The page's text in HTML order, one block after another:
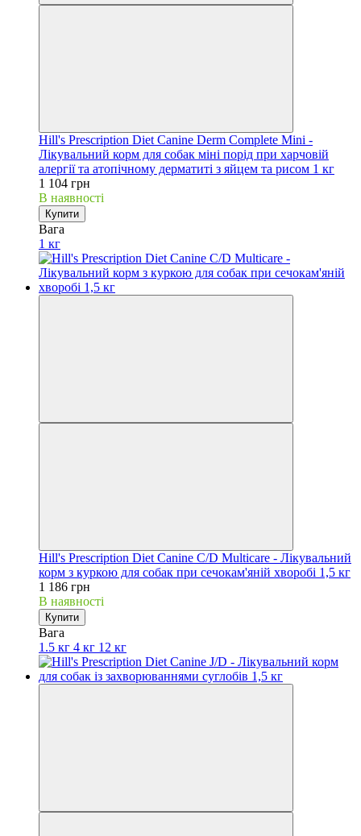
Hill's Prescription Diet Canine Derm Complete Mini -
Лікувальний корм для собак міні порід при харчовій
алергії та атопічному дерматиті з яйцем та рисом 1 кг
1 104 грн
В наявності
Купити
Вага
1 кг
Hill's Prescription Diet Canine C/D Multicare - Лікувальний
корм з куркою для собак при сечокам'яній хворобі 1,5 кг
1 186 грн
В наявності
Купити
Вага
1.5 кг 4 кг 12 кг